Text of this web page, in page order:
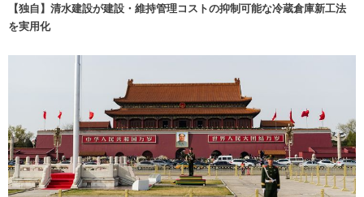
【独自】清水建設が建設・維持管理コストの抑制可能な冷蔵倉庫新工法
を実用化